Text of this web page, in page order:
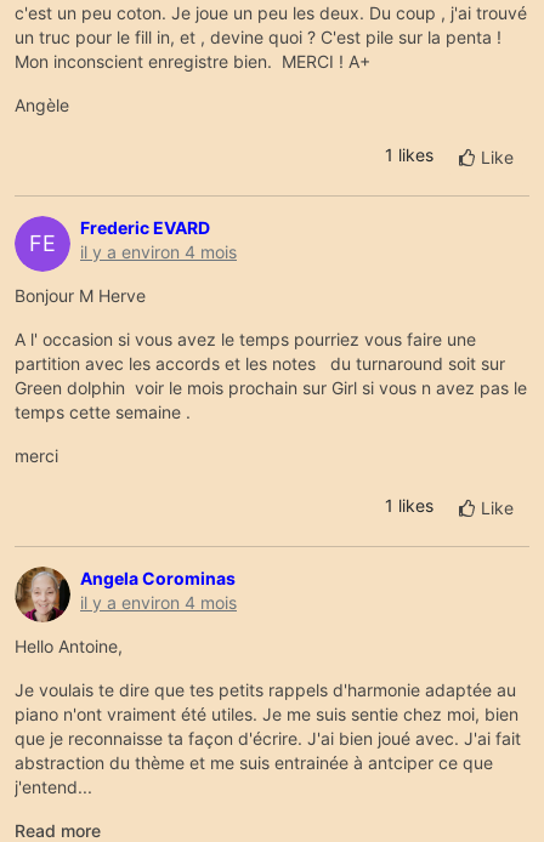
c'est un peu coton. Je joue un peu les deux. Du coup , j'ai trouvé
un truc pour le fill in, et , devine quoi ? C'est pile sur la penta !
Mon inconscient enregistre bien. MERCI ! A+
Angèle
1 likes Like
FE
Frederic EVARD
il y a environ 4 mois
Bonjour M Herve
A l' occasion si vous avez le temps pourriez vous faire une
partition avec les accords et les notes du turnaround soit sur
Green dolphin voir le mois prochain sur Girl si vous n avez pas le
temps cette semaine .
merci
1 likes Like
Angela Corominas
il y a environ 4 mois
Hello Antoine,
Je voulais te dire que tes petits rappels d'harmonie adaptée au
piano n'ont vraiment été utiles. Je me suis sentie chez moi, bien
que je reconnaisse ta façon d'écrire. J'ai bien joué avec. J'ai fait
abstraction du thème et me suis entrainée à antciper ce que
j'entend...
Read more